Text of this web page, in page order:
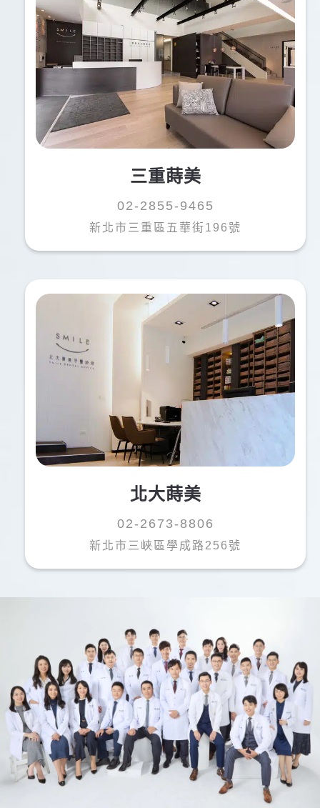
TTOTW i
以前因為有過不好的牙醫經驗，一直很害怕看牙醫，
但薛醫師讓我完全改觀！他非常細心、專業，不僅技
術好，還會耐心安撫患者的情緒，特別是像我這樣怕
痛的人，真的很安心。診所環境很好，乾淨舒適，機
器也很先進，幾乎不用等候，整個看診過程很順暢。
這次的治療經驗超滿意，謝謝薛醫師！絕對是滿分推
薦！
past bad experiences, but Dr. Hsueh completely changed
truly cares about his patients’ comfort, especially for
those who are afraid of pain like me. His patience and
detailed explanations made me feel at ease throughout
the treatment. The clinic is clean and modern, The
waiting time is minimal, making the whole experience
smooth and stress-free. thank you, Dr. Hsueh! Definitely
a 5-star recommendation!
三重蒔美
02-2855-9465
新北市三重區五華街196號
北大蒔美
02-2673-8806
新北市三峽區學成路256號